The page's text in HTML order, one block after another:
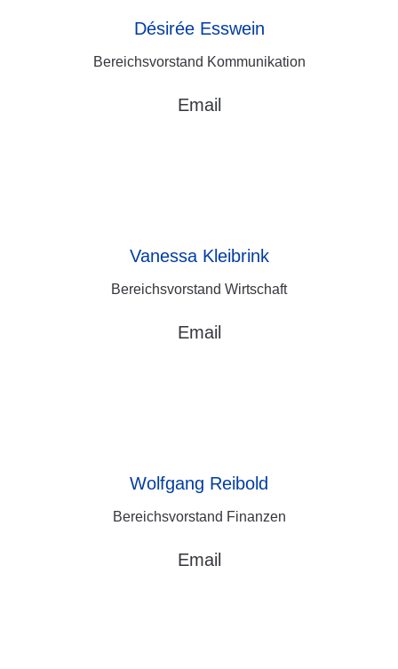
Désirée Esswein
Bereichsvorstand Kommunikation
Email
Vanessa Kleibrink
Bereichsvorstand Wirtschaft
Email
Wolfgang Reibold
Bereichsvorstand Finanzen
Email